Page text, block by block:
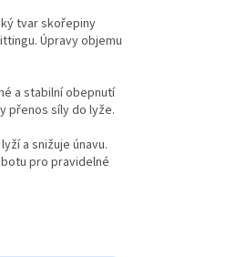
tvar skořepiny
Úpravy objemu
a stabilní obepnutí
přenos síly do lyže.
a snižuje únavu.
pro pravidelné